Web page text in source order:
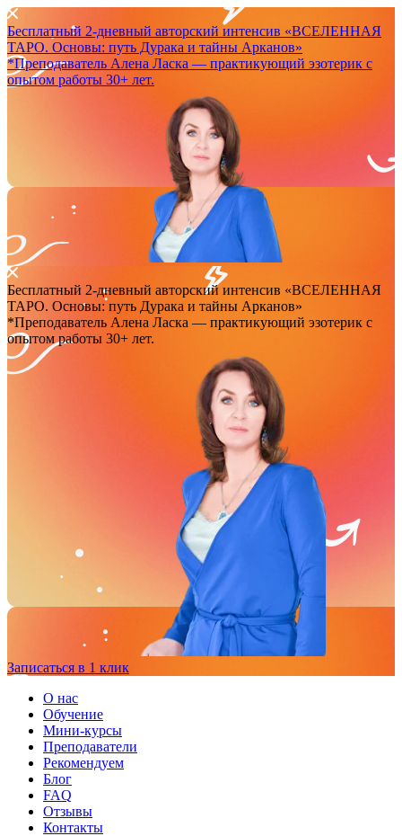
Бесплатный 2-дневный авторский интенсив «ВСЕЛЕННАЯ
ТАРО. Основы: путь Дурака и тайны Арканов»
*Преподаватель Аленa Ласка — практикующий эзотерик с
опытом работы 30+ лет.
Бесплатный 2-дневный авторский интенсив «ВСЕЛЕННАЯ
ТАРО. Основы: путь Дурака и тайны Арканов»
*Преподаватель Аленa Ласка — практикующий эзотерик с
опытом работы 30+ лет.
Записаться в 1 клик
О нас
Обучение
Мини-курсы
Преподаватели
Рекомендуем
Блог
FAQ
Отзывы
Контакты